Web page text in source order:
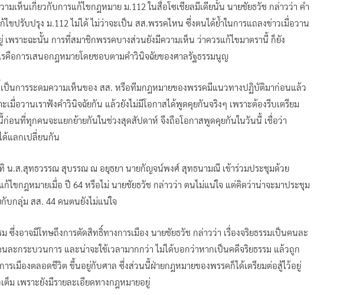
มเห็นเกี่ยวกับการแก้ไขกฎหมาย ม.112 ในสื่อโซเชียลมีเดียนั้น นายชัยธวัช กล่าวว่า คำ
ขปรับปรุง ม.112 ไม่ได้ ไม่ว่าจะเป็น สส.พรรคไหน ซึ่งตนได้ย้ำในการแถลงข่าวเมื่อวาน
พราะฉะนั้น การที่สมาชิกพรรคบางส่วนยังมีความเห็น ว่าควรแก้ไขมาตรานี้ ก็ยัง
คือการเสนอกฎหมายโดยชอบตามคำวินิจฉัยของศาลรัฐธรรมนูญ
ป็นการระดมความเห็นของ สส. หรือทีมกฎหมายของพรรคมีแนวทางปฏิบัติมาก่อนแล้ว
เมื่อวานเราฟังคำวินิจฉัยกัน แล้วยังไม่มีโอกาสได้พูดคุยกันจริงๆ เพราะต้องรีบเตรียม
อนที่ทุกคนจะแยกย้ายกันในช่วงสุดสัปดาห์ จึงถือโอกาสพูดคุยกันในวันนี้ เชื่อว่า
ด้แลกเปลี่ยนกัน
น.ส.สุทธวรรณ สุบรรณ ณ อยุธยา นายกัญจน์พงศ์ สุทธนามณี เข้าร่วมประชุมด้วย
ก้ไขกฎหมายเมื่อ ปี 64 หรือไม่ นายชัยธวัช กล่าวว่า ตนไม่แน่ใจ แต่คิดว่าน่าจะมาประชุม
บกลุ่ม สส. 44 คนตนยังไม่แน่ใจ
ซึ่งอาจมีโทษถึงการตัดสิทธิ์ทางการเมือง นายชัยธวัช กล่าวว่า เรื่องจริยธรรมเป็นคนละ
ละกระบวนการ และน่าจะใช้เวลามากกว่า ไม่ได้บอกว่าหากเป็นคดีจริยธรรม แล้วถูก
รเมืองตลอดชีวิต ขึ้นอยู่กับศาล ซึ่งส่วนนี้ฝ่ายกฎหมายของพรรคก็ได้เตรียมต่อสู้ไว้อยู่
ต็ม เพราะยังมีรายละเอียดทางกฎหมายอยู่